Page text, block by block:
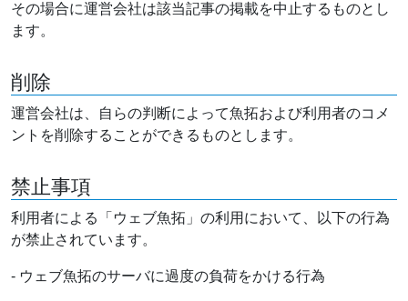
その場合に運営会社は該当記事の掲載を中止するものとし
ます。
削除
運営会社は、自らの判断によって魚拓および利用者のコメ
ントを削除することができるものとします。
禁止事項
利用者による「ウェブ魚拓」の利用において、以下の行為
が禁止されています。
- ウェブ魚拓のサーバに過度の負荷をかける行為